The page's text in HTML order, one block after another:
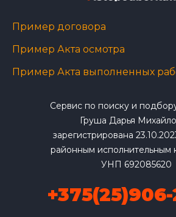
Пример договора
Пример Акта осмотра
Пример Акта выполненных
Сервис по поиску и
Груша Дарья
зарегистрирована
районным исполнительным
УНП 692085620